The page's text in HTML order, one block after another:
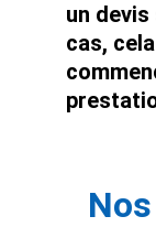
un
cas,